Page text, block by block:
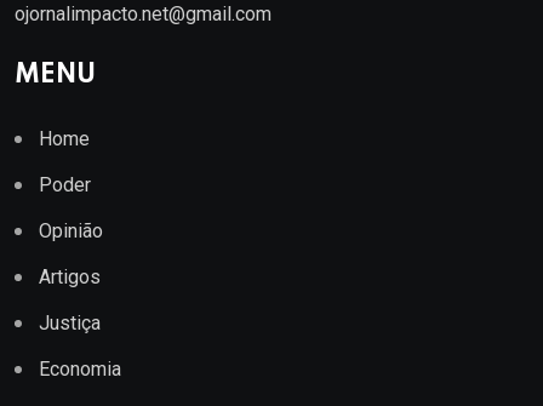
ojornalimpacto.net@gmail.com
MENU
Home
Poder
Opinião
Artigos
Justiça
Economia